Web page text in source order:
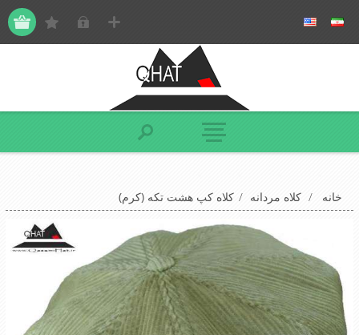
خانه / کلاه مردانه / کلاه کپ هشت تکه (کرم)